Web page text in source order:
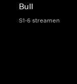
Bull
S1-6 streamen